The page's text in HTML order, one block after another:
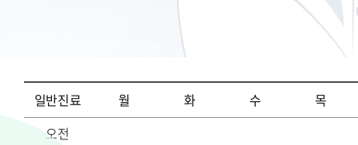
일반진료 월 화 수
목
오전